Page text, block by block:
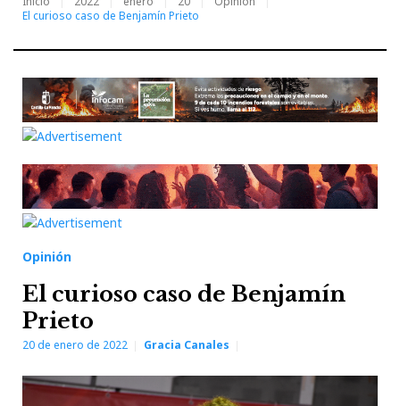
El curioso caso de Benjamín Prieto
Opinión
El curioso caso de Benjamín
Prieto
20 de enero de 2022 Gracia Canales